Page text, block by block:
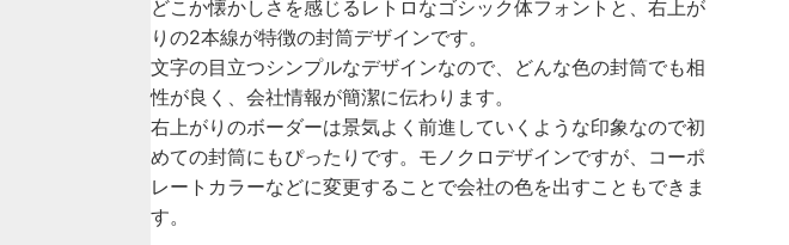
どこか懐かしさを感じるレトロなゴシック体フォントと、右上が
りの2本線が特徴の封筒デザインです。
文字の目立つシンプルなデザインなので、どんな色の封筒でも相
性が良く、会社情報が簡潔に伝わります。
右上がりのボーダーは景気よく前進していくような印象なので初
めての封筒にもぴったりです。モノクロデザインですが、コーポ
レートカラーなどに変更することで会社の色を出すこともできま
す。